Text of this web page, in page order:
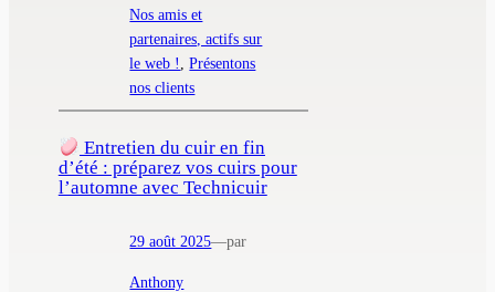
Nos amis et
partenaires, actifs sur
le web !
, Présentons
nos clients
Entretien du cuir en fin
d’été : préparez vos cuirs pour
l’automne avec Technicuir
29 août 2025—par
Anthony